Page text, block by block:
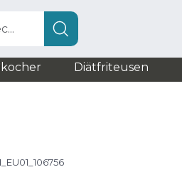
Diätfriteusen